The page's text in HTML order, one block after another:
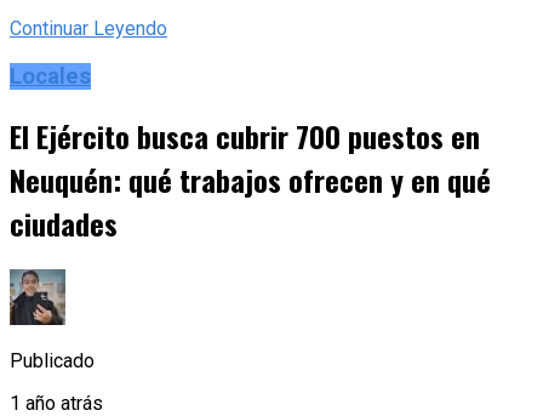
Continuar Leyendo
Locales
El Ejército busca cubrir 700 puestos en
Neuquén: qué trabajos ofrecen y en qué
ciudades
Publicado
1 año atrás